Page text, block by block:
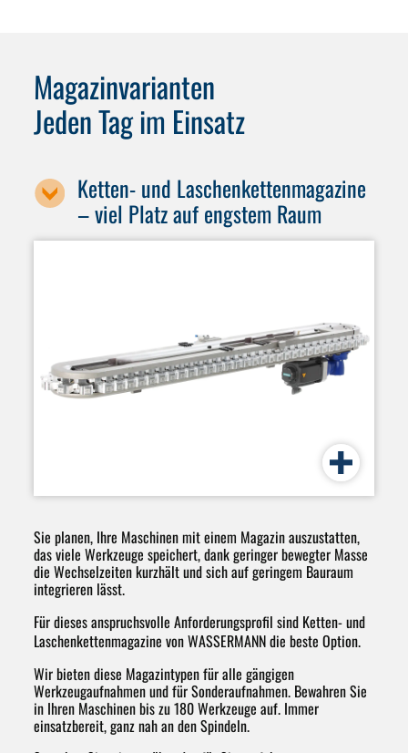
Magazinvarianten
Jeden Tag im Einsatz
Ketten- und Laschenkettenmagazine
– viel Platz auf engstem Raum
Sie planen, Ihre Maschinen mit einem Magazin auszustatten,
das viele Werkzeuge speichert, dank geringer bewegter Masse
die Wechselzeiten kurzhält und sich auf geringem Bauraum
integrieren lässt.
Für dieses anspruchsvolle Anforderungsprofil sind Ketten- und
Laschenkettenmagazine von WASSERMANN die beste Option.
Wir bieten diese Magazintypen für alle gängigen
Werkzeugaufnahmen und für Sonderaufnahmen. Bewahren Sie
in Ihren Maschinen bis zu 180 Werkzeuge auf. Immer
einsatzbereit, ganz nah an den Spindeln.